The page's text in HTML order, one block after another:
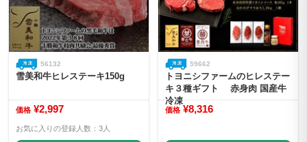
56132
雪美和牛ヒレステーキ150g
価格 ¥2,997
お気に入りの登録人数：3人
59662
トヨニシファームのヒレステー
キ３種ギフト 赤身肉 国産牛
冷凍
価格 ¥8,316